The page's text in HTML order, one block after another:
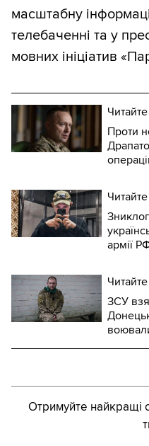
масштабну
телебаченні та у
мовних ініціатив
Проти
армії
ЗСУ
Отримуйте найкращі